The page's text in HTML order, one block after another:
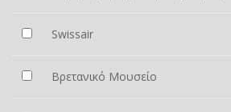
Swissair
Βρετανικό Μουσείο